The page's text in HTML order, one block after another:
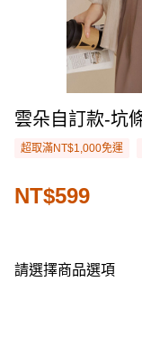
雲朵自訂款-坑
超取滿NT$1,000免運
NT$599
請選擇商品選項